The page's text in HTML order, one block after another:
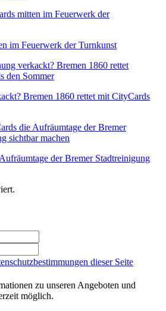
im Feuerwerk der Turnkunst
Bremen 1860 rettet mit CityCards
der Bremer Stadtreinigung
dieser Seite
zu unseren Angeboten und
möglich.